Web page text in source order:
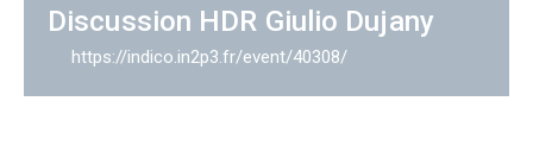
Discussion HDR Giulio Dujany
https://indico.in2p3.fr/event/40308/